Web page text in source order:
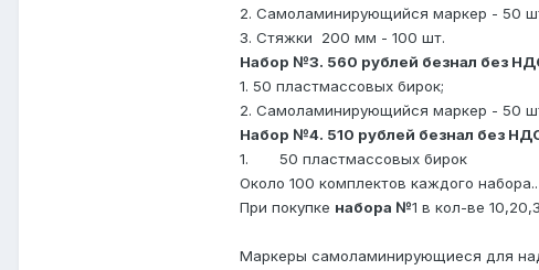
2. Самоламинирующийся маркер - 50
3. Стяжки
200 мм - 100 шт.
Набор №3. 560 рублей безнал без
1. 50 пластмассовых бирок;
2. Самоламинирующийся маркер - 50
Набор №4. 510 рублей безнал без
1.
50 пластмассовых бирок
Около 100 комплектов каждого набора..
При покупке набора №1 в кол-ве
Маркеры самоламинирующиеся для